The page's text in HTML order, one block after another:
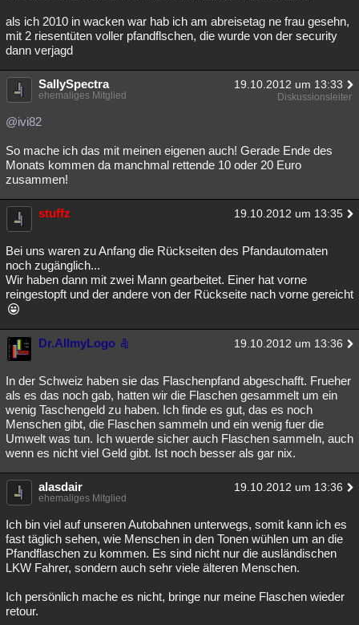
als ich 2010 in wacken war hab ich am abreisetag ne frau gesehn,
mit 2 riesentüten voller pfandflschen, die wurde von der security
dann verjagd
SallySpectra 19.10.2012 um 13:33
ehemaliges Mitglied Diskussionsleiter
@ivi82
So mache ich das mit meinen eigenen auch! Gerade Ende des
Monats kommen da manchmal rettende 10 oder 20 Euro
zusammen!
stuffz 19.10.2012 um 13:35
Bei uns waren zu Anfang die Rückseiten des Pfandautomaten
noch zugänglich...
Wir haben dann mit zwei Mann gearbeitet. Einer hat vorne
reingestopft und der andere von der Rückseite nach vorne gereicht
Dr.AllmyLogo 19.10.2012 um 13:36
In der Schweiz haben sie das Flaschenpfand abgeschafft. Frueher
als es das noch gab, hatten wir die Flaschen gesammelt um ein
wenig Taschengeld zu haben. Ich finde es gut, das es noch
Menschen gibt, die Flaschen sammeln und ein wenig fuer die
Umwelt was tun. Ich wuerde sicher auch Flaschen sammeln, auch
wenn es nicht viel Geld gibt. Ist noch besser als gar nix.
alasdair 19.10.2012 um 13:36
ehemaliges Mitglied
Ich bin viel auf unseren Autobahnen unterwegs, somit kann ich es
fast täglich sehen, wie Menschen in den Tonen wühlen um an die
Pfandflaschen zu kommen. Es sind nicht nur die ausländischen
LKW Fahrer, sondern auch sehr viele älteren Menschen.
Ich persönlich mache es nicht, bringe nur meine Flaschen wieder
retour.